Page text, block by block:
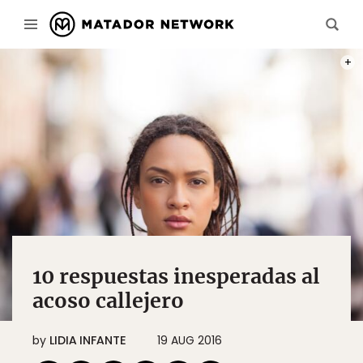
10 respuestas inesperadas al
acoso callejero
by LIDIA INFANTE 19 AUG 2016